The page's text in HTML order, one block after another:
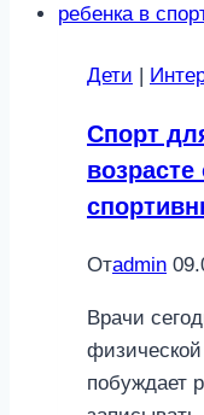
Дети
Спорт
Отadmin
Врачи
физической
побуждает